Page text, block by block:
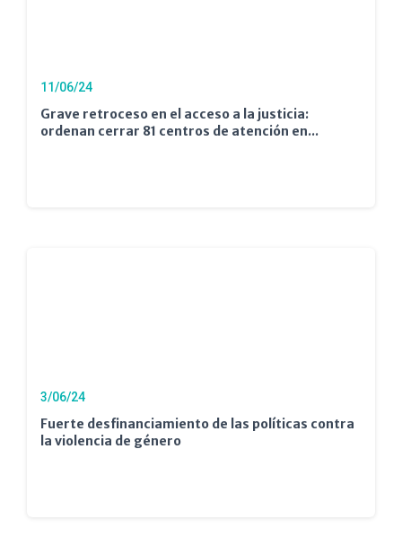
11/06/24
Grave retroceso en el acceso a la justicia:
ordenan cerrar 81 centros de atención en...
3/06/24
Fuerte desfinanciamiento de las políticas contra
la violencia de género